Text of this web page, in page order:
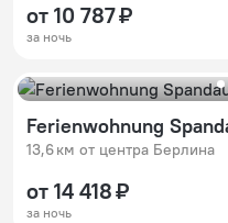
от 10 787 ₽
за ночь
Ferienwohnung
13,6 км от центра Берлина
от 14 418 ₽
за ночь